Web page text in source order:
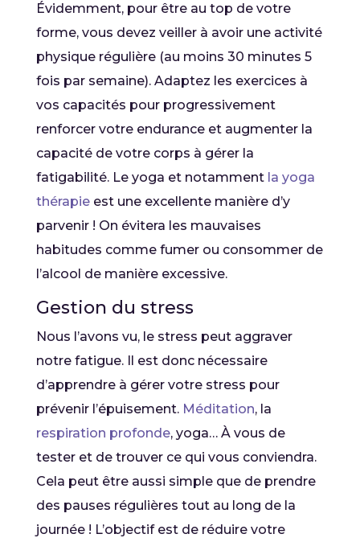
Évidemment, pour être au top de votre
forme, vous devez veiller à avoir une activité
physique régulière (au moins 30 minutes 5
fois par semaine). Adaptez les exercices à
vos capacités pour progressivement
renforcer votre endurance et augmenter la
capacité de votre corps à gérer la
fatigabilité. Le yoga et notammentla yoga
thérapieest une excellente manière d’y
parvenir ! On évitera les mauvaises
habitudes comme fumer ou consommer de
l’alcool de manière excessive.
Gestion du stress
Nous l’avons vu, le stress peut aggraver
notre fatigue. Il est donc nécessaire
d’apprendre à gérer votre stress pour
prévenir l’épuisement. Méditation, la
respiration profonde, yoga… À vous de
tester et de trouver ce qui vous conviendra.
Cela peut être aussi simple que de prendre
des pauses régulières tout au long de la
journée ! L’objectif est de réduire votre